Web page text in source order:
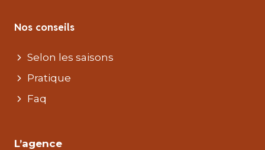
Nos conseils
Selon les saisons
Pratique
Faq
L’agence